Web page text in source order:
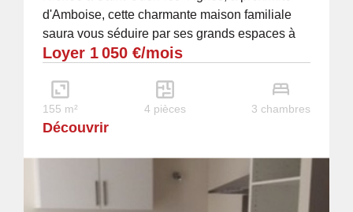
d'Amboise, cette charmante maison familiale
saura vous séduire par ses grands espaces à
vivre et sa luminosité. Idéalement située, elle...
Loyer 1 050 €/mois
155 m² 4 pièces 3 chambres
Découvrir